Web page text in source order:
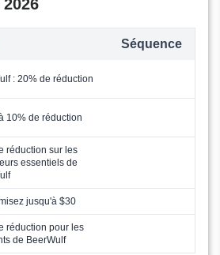
Séquence
: 20% de réduction
10% de réduction
réduction sur les
essentiels de
jusqu'à $30
réduction pour les
de BeerWulf